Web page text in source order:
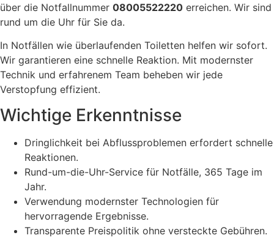
über die Notfallnummer 08005522220 erreichen. Wir sind
rund um die Uhr für Sie da.
In Notfällen wie überlaufenden Toiletten helfen wir sofort.
Wir garantieren eine schnelle Reaktion. Mit modernster
Technik und erfahrenem Team beheben wir jede
Verstopfung effizient.
Wichtige Erkenntnisse
Dringlichkeit bei Abflussproblemen erfordert schnelle
Reaktionen.
Rund-um-die-Uhr-Service für Notfälle, 365 Tage im
Jahr.
Verwendung modernster Technologien für
hervorragende Ergebnisse.
Transparente Preispolitik ohne versteckte Gebühren.